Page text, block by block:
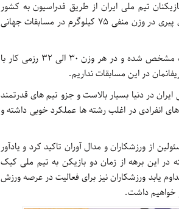
تیم ملی ایران از طریق فدراسیون به کشور
میزبان اعلام شده که بنده در وزن منفی 91 کیلوگرم و احسان پیری در وزن منفی 75 کیلوگرم در مسابقات جهانی
وی ادامه داد: جدول های بازیکنان شرکت کننده در مسابقات مشخص شده و در هر وزن 30 الی 32 رزمی کار با
در این مسابقات نداریم.
در دنیا بسیار بالاست و جزو تیم های قدرتمند
انفرادی در اغلب رشته ها عملکرد خوبی داشته و
از ورزشکاران و مدال آوران تاکید کرد و یادآور
در این برهه از زمان دو بازیکن به تیم ملی کیک
یابد ورزشکاران نیز برای فعالیت در عرصه ورزش
خواهیم داشت.